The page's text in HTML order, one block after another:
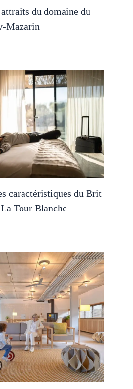
du domaine du
Mazarin
caractéristiques du Brit
Tour Blanche